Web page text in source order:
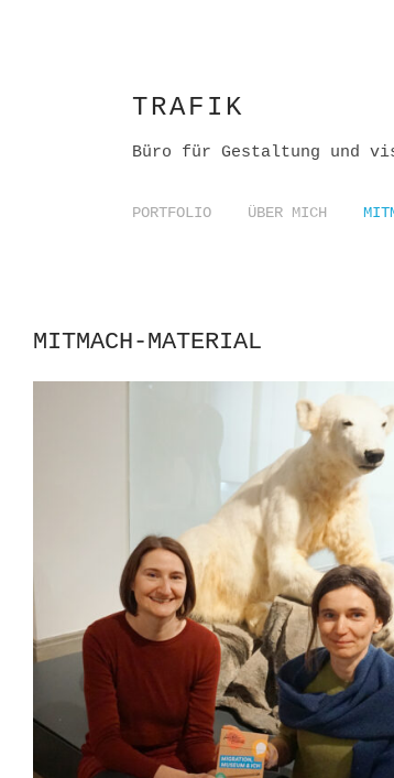
TRAFIK
Büro für Gestaltung und
PORTFOLIO ÜBER MICH
MITMACH-MATERIAL